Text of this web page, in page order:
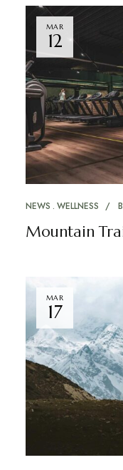
MAR
12
NEWS WELLNESS
Mountain
MAR
17